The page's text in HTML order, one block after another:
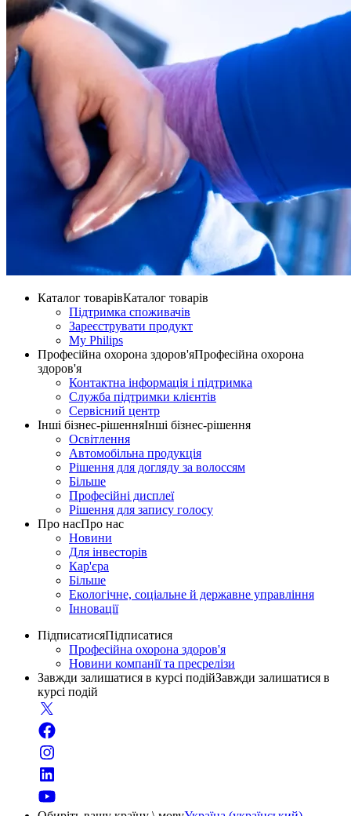
Каталог товарівКаталог товарів
Підтримка споживачів
Зареєструвати продукт
My Philips
Професійна охорона здоров'яПрофесійна охорона
здоров'я
Контактна інформація і підтримка
Служба підтримки клієнтів
Сервісний центр
Інші бізнес-рішенняІнші бізнес-рішення
Освітлення
Автомобільна продукція
Рішення для догляду за волоссям
Більше
Професійні дисплеї
Рішення для запису голосу
Про насПро нас
Новини
Для інвесторів
Кар'єра
Більше
Екологічне, соціальне й державне управління
Інновації
ПідписатисяПідписатися
Професійна охорона здоров'я
Новини компанії та пресрелізи
Завжди залишатися в курсі подійЗавжди залишатися в
курсі подій